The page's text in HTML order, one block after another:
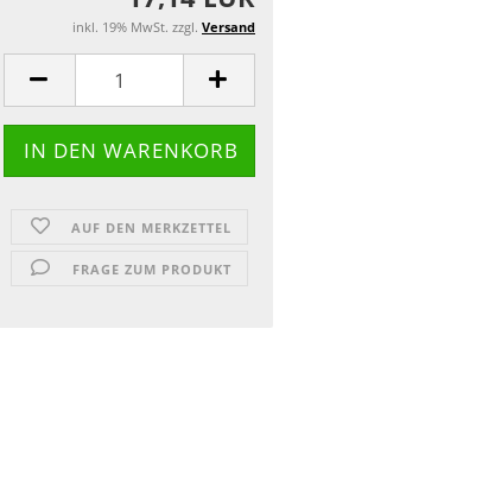
inkl. 19% MwSt. zzgl. Versand
AUF DEN MERKZETTEL
FRAGE ZUM PRODUKT